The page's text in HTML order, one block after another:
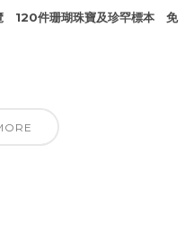
120件珊瑚珠寶及珍罕標本 免